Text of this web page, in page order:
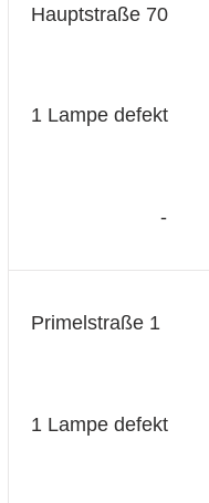
Hauptstraße 70
1 Lampe defekt
-
Primelstraße 1
1 Lampe defekt